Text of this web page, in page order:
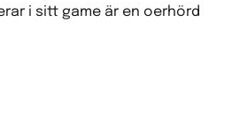
i sitt game är en oerhörd